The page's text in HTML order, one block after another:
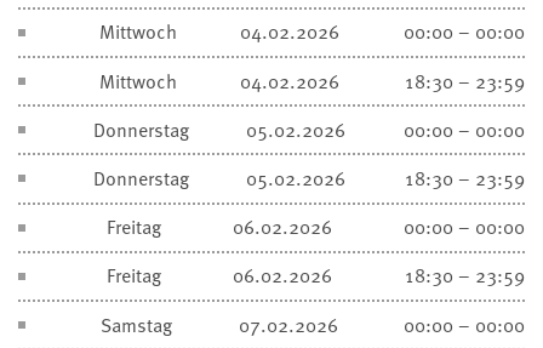
Mittwoch
04.02.2026
00:00 – 00:00
Mittwoch
04.02.2026
18:30 – 23:59
Donnerstag
05.02.2026
00:00 – 00:00
Donnerstag
05.02.2026
18:30 – 23:59
Freitag
06.02.2026
00:00 – 00:00
Freitag
06.02.2026
18:30 – 23:59
Samstag
07.02.2026
00:00 – 00:00